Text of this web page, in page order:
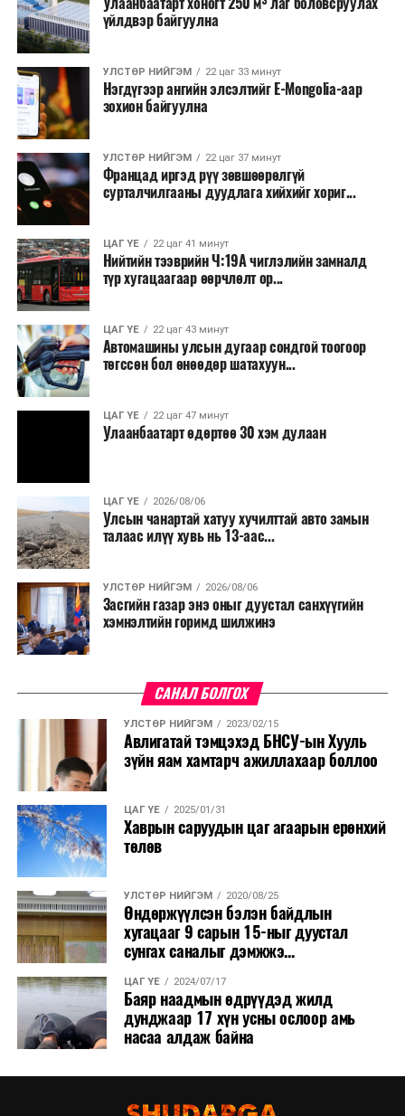
үйлдвэр байгуулна
УЛСТӨР НИЙГЭМ 22 цаг 33 минут
Нэгдүгээр ангийн элсэлтийг E-Mongolia-аар
зохион байгуулна
УЛСТӨР НИЙГЭМ 22 цаг 37 минут
Францад иргэд рүү зөвшөөрөлгүй
сурталчилгааны дуудлага хийхийг хориг...
ЦАГ ҮЕ 22 цаг 41 минут
Нийтийн тээврийн Ч:19А чиглэлийн замналд
түр хугацаагаар өөрчлөлт ор...
ЦАГ ҮЕ 22 цаг 43 минут
Автомашины улсын дугаар сондгой тоогоор
төгссөн бол өнөөдөр шатахуун...
ЦАГ ҮЕ 22 цаг 47 минут
Улаанбаатарт өдөртөө 30 хэм дулаан
ЦАГ ҮЕ 2026/08/06
Улсын чанартай хатуу хучилттай авто замын
талаас илүү хувь нь 13-аас...
УЛСТӨР НИЙГЭМ 2026/08/06
Засгийн газар энэ оныг дуустал санхүүгийн
хэмнэлтийн горимд шилжинэ
САНАЛ БОЛГОХ
УЛСТӨР НИЙГЭМ 2023/02/15
Авлигатай тэмцэхэд БНСУ-ын Хууль
зүйн яам хамтарч ажиллахаар боллоо
ЦАГ ҮЕ 2025/01/31
Хаврын саруудын цаг агаарын ерөнхий
төлөв
УЛСТӨР НИЙГЭМ 2020/08/25
Өндөржүүлсэн бэлэн байдлын
хугацааг 9 сарын 15-ныг дуустал
сунгах саналыг дэмжжэ...
ЦАГ ҮЕ 2024/07/17
Баяр наадмын өдрүүдэд жилд
дунджаар 17 хүн усны ослоор амь
насаа алдаж байна